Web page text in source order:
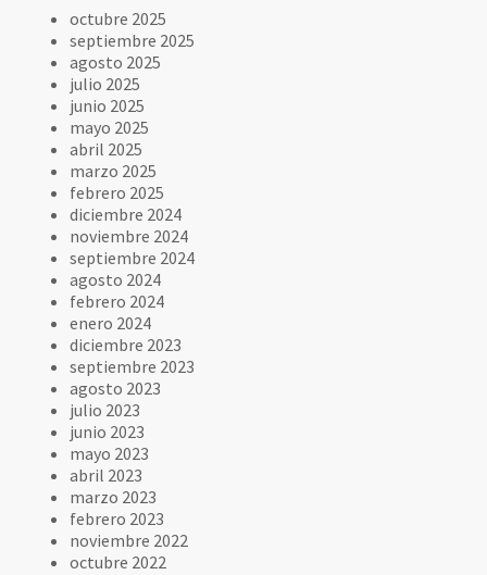
octubre 2025
septiembre 2025
agosto 2025
julio 2025
junio 2025
mayo 2025
abril 2025
marzo 2025
febrero 2025
diciembre 2024
noviembre 2024
septiembre 2024
agosto 2024
febrero 2024
enero 2024
diciembre 2023
septiembre 2023
agosto 2023
julio 2023
junio 2023
mayo 2023
abril 2023
marzo 2023
febrero 2023
noviembre 2022
octubre 2022